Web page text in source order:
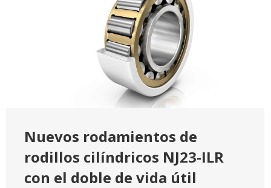
Nuevos rodamientos de
rodillos cilíndricos NJ23-ILR
con el doble de vida útil